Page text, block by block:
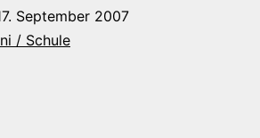
September 2007
/ Schule